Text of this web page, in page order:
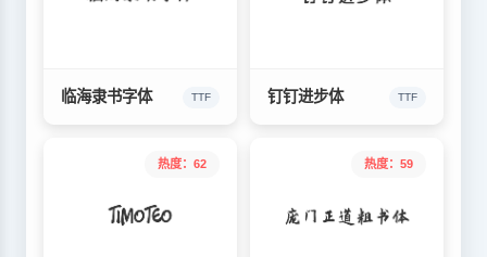
临海隶书字体 TTF 钉钉进步体 TTF
热度：62 热度：59